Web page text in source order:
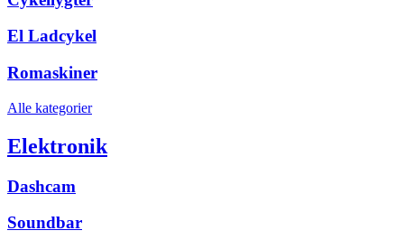
El Ladcykel
Romaskiner
Alle kategorier
Elektronik
Dashcam
Soundbar